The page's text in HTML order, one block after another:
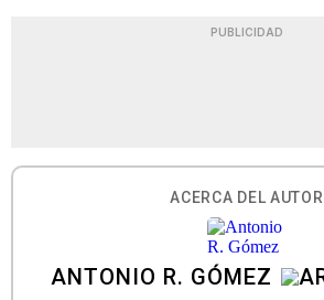
PUBLICIDAD
ACERCA DEL AUTOR
ANTONIO R. GÓMEZ